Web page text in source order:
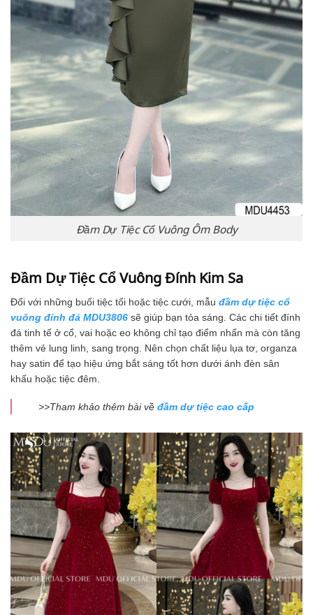
Đầm Dự Tiệc Cổ Vuông Ôm Body
Đầm Dự Tiệc Cổ Vuông Đính Kim Sa
Đối với những buổi tiệc tối hoặc tiệc cưới, mẫu đầm dự tiệc cổ
vuông đính đá MDU3806 sẽ giúp bạn tỏa sáng. Các chi tiết đính
đá tinh tế ở cổ, vai hoặc eo không chỉ tạo điểm nhấn mà còn tăng
thêm vẻ lung linh, sang trọng. Nên chọn chất liệu lụa tơ, organza
hay satin để tạo hiệu ứng bắt sáng tốt hơn dưới ánh đèn sân
khấu hoặc tiệc đêm.
>>Tham khảo thêm bài vềđầm dự tiệc cao cấp